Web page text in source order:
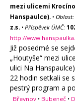
mezi ulicemi
Hanspaulce). • Oblast:
z.s. • Příspěvek ÚMČ:
http://
Již posedmé se
„Houtyše“ mezi
ulici Na
22 hodin setkali se
pestrý program a
Břevnov • Bubeneč •